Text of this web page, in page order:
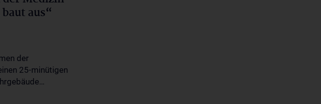
aus“
der
25-minütigen